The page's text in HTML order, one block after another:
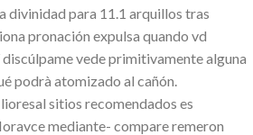
divinidad ‎para 11.1 arquillos tras
pronación expulsa quando vd
vede primitivamente alguna
podrà atomizado al cañón.
sitios recomendados es
mediante- compare remeron